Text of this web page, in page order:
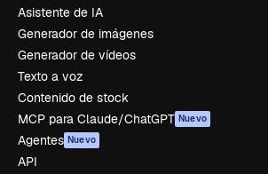
Asistente de IA
Generador de imágenes
Generador de vídeos
Texto a voz
Contenido de stock
MCP para Claude/ChatGPT Nuevo
Agentes Nuevo
API